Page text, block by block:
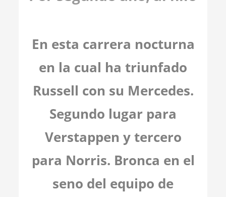
En esta carrera nocturna
en la cual ha triunfado
Russell con su Mercedes.
Segundo lugar para
Verstappen y tercero
para Norris. Bronca en el
seno del equipo de